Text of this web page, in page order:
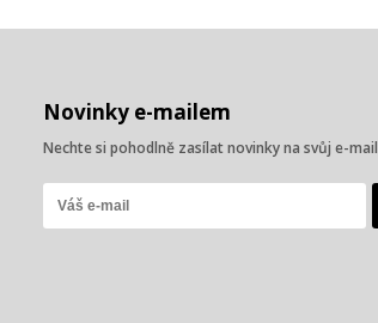
Novinky e-mailem
Nechte si pohodlně zasílat novinky na svůj e-mail